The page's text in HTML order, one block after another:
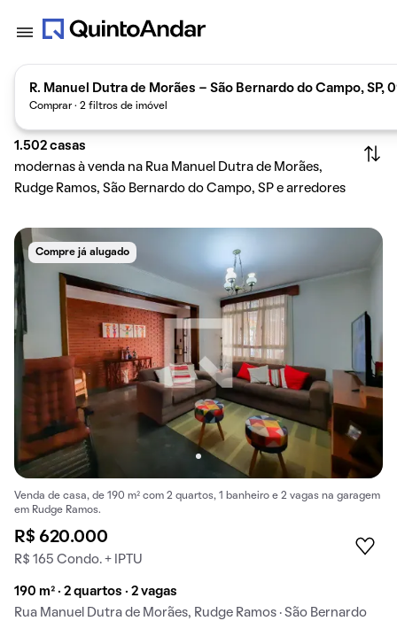
R. Manuel Dutra de Morães - São Bernardo do Campo, SP,
Comprar · 2 filtros de imóvel
1.502 casas
modernas à venda na Rua Manuel Dutra de Morães,
Rudge Ramos, São Bernardo do Campo, SP e arredores
Compre já alugado
Venda de casa, de 190 m² com 2 quartos, 1 banheiro e 2 vagas na garagem
em Rudge Ramos.
R$ 620.000
R$ 165 Condo. + IPTU
190 m² · 2 quartos · 2 vagas
Rua Manuel Dutra de Morães, Rudge Ramos · São Bernardo